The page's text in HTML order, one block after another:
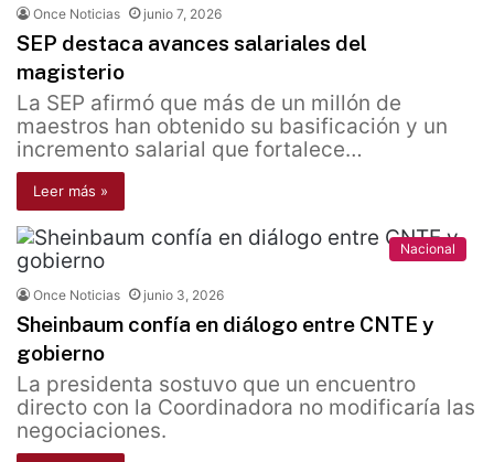
Once Noticias junio 7, 2026
SEP destaca avances salariales del
magisterio
La SEP afirmó que más de un millón de
maestros han obtenido su basificación y un
incremento salarial que fortalece…
Leer más »
Nacional
Once Noticias junio 3, 2026
Sheinbaum confía en diálogo entre CNTE y
gobierno
La presidenta sostuvo que un encuentro
directo con la Coordinadora no modificaría las
negociaciones.